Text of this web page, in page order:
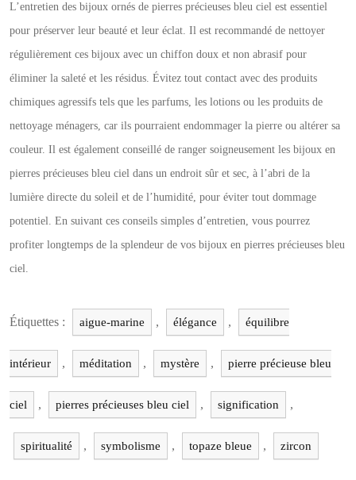
L’entretien des bijoux ornés de pierres précieuses bleu ciel est essentiel
pour préserver leur beauté et leur éclat. Il est recommandé de nettoyer
régulièrement ces bijoux avec un chiffon doux et non abrasif pour
éliminer la saleté et les résidus. Évitez tout contact avec des produits
chimiques agressifs tels que les parfums, les lotions ou les produits de
nettoyage ménagers, car ils pourraient endommager la pierre ou altérer sa
couleur. Il est également conseillé de ranger soigneusement les bijoux en
pierres précieuses bleu ciel dans un endroit sûr et sec, à l’abri de la
lumière directe du soleil et de l’humidité, pour éviter tout dommage
potentiel. En suivant ces conseils simples d’entretien, vous pourrez
profiter longtemps de la splendeur de vos bijoux en pierres précieuses bleu
ciel.
Étiquettes : aigue-marine , élégance , équilibre
intérieur , méditation , mystère , pierre précieuse bleu
ciel , pierres précieuses bleu ciel , signification ,
spiritualité , symbolisme , topaze bleue , zircon